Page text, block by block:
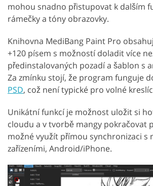
mohou snadno přistupovat k dalším
rámečky a tóny obrazovky.
Knihovna MediBang Paint Pro
+120 písem s možností doladit více
předinstalovaných pozadí a šablon s
Za zmínku stojí, že program funguje
PSD, což není typické pro volné
Unikátní funkcí je možnost uložit si
cloudu a v tvorbě mangy pokračovat
možné využít přímou synchronizaci s
zařízeními, Android/iPhone.